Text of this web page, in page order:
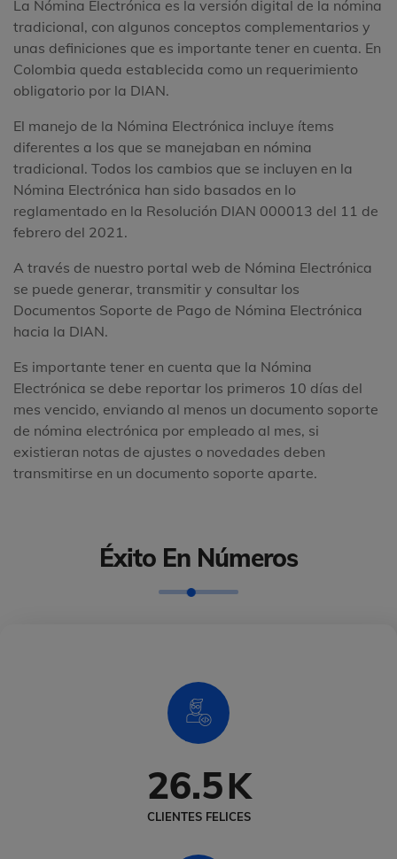
La Nómina Electrónica es la versión digital de la nómina
tradicional, con algunos conceptos complementarios y
unas definiciones que es importante tener en cuenta. En
Colombia queda establecida como un requerimiento
obligatorio por la DIAN.
El manejo de la Nómina Electrónica incluye ítems
diferentes a los que se manejaban en nómina
tradicional. Todos los cambios que se incluyen en la
Nómina Electrónica han sido basados en lo
reglamentado en la Resolución DIAN 000013 del 11 de
febrero del 2021.
A través de nuestro portal web de Nómina Electrónica
se puede generar, transmitir y consultar los
Documentos Soporte de Pago de Nómina Electrónica
hacia la DIAN.
Es importante tener en cuenta que la Nómina
Electrónica se debe reportar los primeros 10 días del
mes vencido, enviando al menos un documento soporte
de nómina electrónica por empleado al mes, si
existieran notas de ajustes o novedades deben
transmitirse en un documento soporte aparte.
Éxito En Números
26.5K
CLIENTES FELICES